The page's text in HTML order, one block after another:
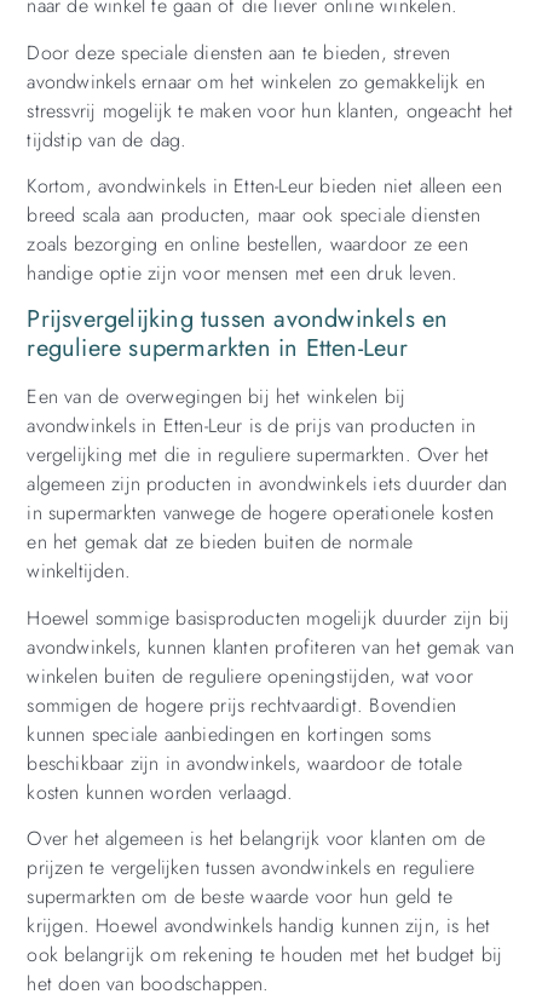
naar de winkel te gaan of die liever online winkelen.
Door deze speciale diensten aan te bieden, streven
avondwinkels ernaar om het winkelen zo gemakkelijk en
stressvrij mogelijk te maken voor hun klanten, ongeacht het
tijdstip van de dag.
Kortom, avondwinkels in Etten-Leur bieden niet alleen een
breed scala aan producten, maar ook speciale diensten
zoals bezorging en online bestellen, waardoor ze een
handige optie zijn voor mensen met een druk leven.
Prijsvergelijking tussen avondwinkels en
reguliere supermarkten in Etten-Leur
Een van de overwegingen bij het winkelen bij
avondwinkels in Etten-Leur is de prijs van producten in
vergelijking met die in reguliere supermarkten. Over het
algemeen zijn producten in avondwinkels iets duurder dan
in supermarkten vanwege de hogere operationele kosten
en het gemak dat ze bieden buiten de normale
winkeltijden.
Hoewel sommige basisproducten mogelijk duurder zijn bij
avondwinkels, kunnen klanten profiteren van het gemak van
winkelen buiten de reguliere openingstijden, wat voor
sommigen de hogere prijs rechtvaardigt. Bovendien
kunnen speciale aanbiedingen en kortingen soms
beschikbaar zijn in avondwinkels, waardoor de totale
kosten kunnen worden verlaagd.
Over het algemeen is het belangrijk voor klanten om de
prijzen te vergelijken tussen avondwinkels en reguliere
supermarkten om de beste waarde voor hun geld te
krijgen. Hoewel avondwinkels handig kunnen zijn, is het
ook belangrijk om rekening te houden met het budget bij
het doen van boodschappen.